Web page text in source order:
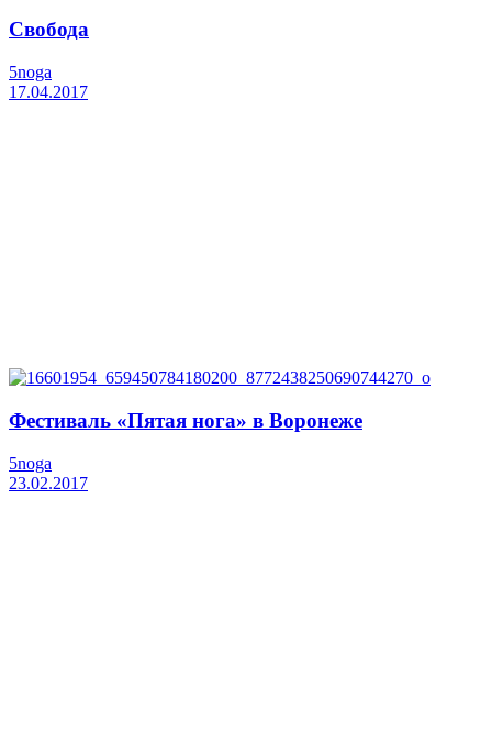
Свобода
5noga
17.04.2017
Фестиваль «Пятая нога» в Воронеже
5noga
23.02.2017